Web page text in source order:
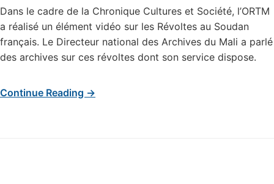
Dans le cadre de la Chronique Cultures et Société, l’ORTM
a réalisé un élément vidéo sur les Révoltes au Soudan
français. Le Directeur national des Archives du Mali a parlé
des archives sur ces révoltes dont son service dispose.
Continue Reading →